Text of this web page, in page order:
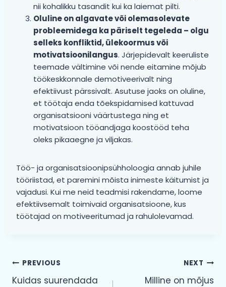
nii kohalikku tasandit kui ka laiemat pilti.
Oluline on algavate või olemasolevate
probleemidega ka päriselt tegeleda – olgu
selleks konfliktid, ülekoormus või
motivatsioonilangus. Järjepidevalt keeruliste
teemade vältimine või nende eitamine mõjub
töökeskkonnale demotiveerivalt ning
efektiivust pärssivalt. Asutuse jaoks on oluline,
et töötaja enda tõekspidamised kattuvad
organisatsiooni väärtustega ning et
motivatsioon tööandjaga koostööd teha
oleks pikaaegne ja viljakas.
Töö- ja organisatsioonipsühholoogia annab juhile
tööriistad, et paremini mõista inimeste käitumist ja
vajadusi. Kui me neid teadmisi rakendame, loome
efektiivsemalt toimivaid organisatsioone, kus
töötajad on motiveeritumad ja rahulolevamad.
Navigeerimine
PREVIOUS
Kuidas suurendada
NEXT
Milline on mõjus